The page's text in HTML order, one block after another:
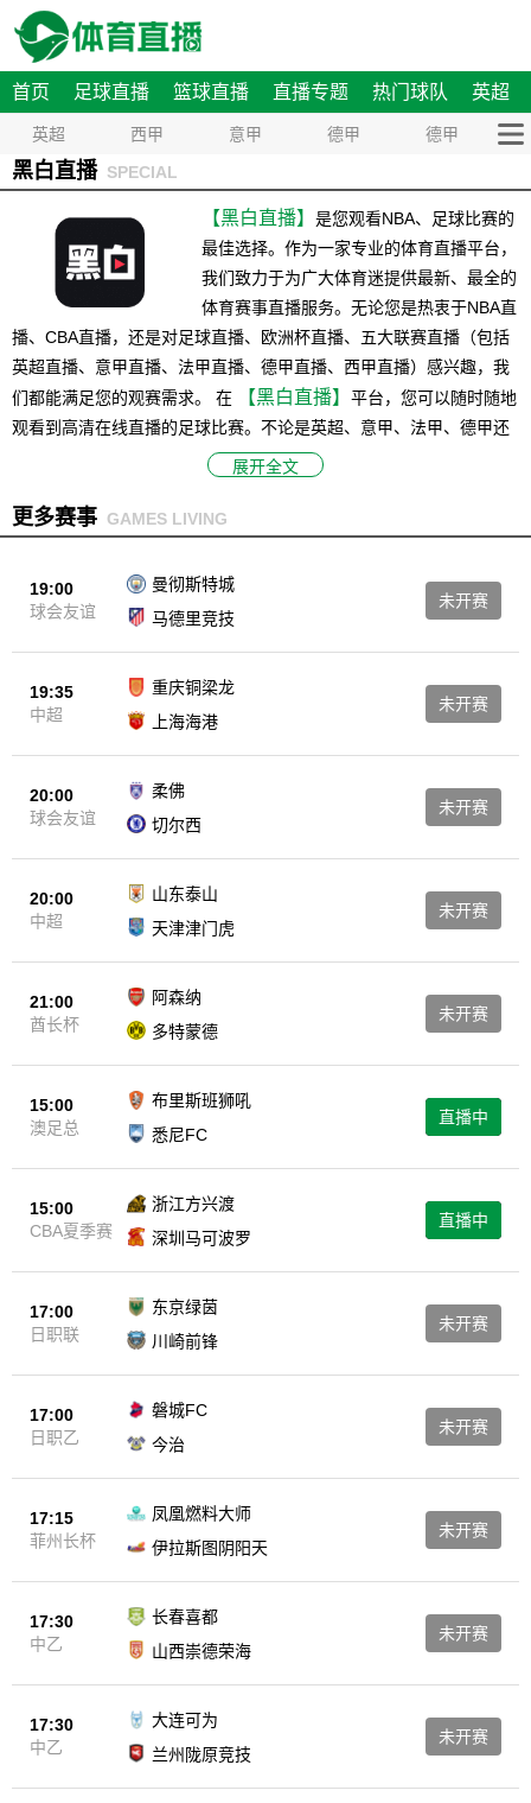
首页 足球直播 篮球直播 直播专题 热门球队 英超
英超 西甲 意甲 德甲 德甲
黑白直播 SPECIAL
【黑白直播】是您观看NBA、足球比赛的
最佳选择。作为一家专业的体育直播平台，
我们致力于为广大体育迷提供最新、最全的
体育赛事直播服务。无论您是热衷于NBA直
播、CBA直播，还是对足球直播、欧洲杯直播、五大联赛直播（包括
英超直播、意甲直播、法甲直播、德甲直播、西甲直播）感兴趣，我
们都能满足您的观赛需求。 在
【黑白直播】 平台，您可以随时随地
观看到高清在线直播的足球比赛。不论是英超、意甲、法甲、德甲还
是西甲，我们都能为您呈现每一场比赛的精彩瞬间，让您尽情感受足
直播服务，确保您不会错过任何一场精彩的比赛。 除了直播服务，
放等体育比赛的录像回放服务。这意味着，即使您错过了某场比赛的
直播，也可以随时通过我们的平台回顾比赛精彩瞬间；我们还提供比
验；无论您是NBA迷还是足球爱好者，我们都能满足您的观赛需求，
让您尽情享受体育的魅力。选择
，就是选择了与全球
体育爱好者一同分享激情的机会！
展开全文
更多赛事 GAMES LIVING
19:00
球会友谊
曼彻斯特城
马德里竞技
未开赛
19:35
中超
重庆铜梁龙
上海海港
未开赛
20:00
球会友谊
柔佛
切尔西
未开赛
20:00
中超
山东泰山
天津津门虎
未开赛
21:00
酋长杯
阿森纳
多特蒙德
未开赛
15:00
澳足总
布里斯班狮吼
悉尼FC
直播中
15:00
CBA夏季赛
浙江方兴渡
深圳马可波罗
直播中
17:00
日职联
东京绿茵
川崎前锋
未开赛
17:00
日职乙
磐城FC
今治
未开赛
17:15
菲州长杯
凤凰燃料大师
伊拉斯图阴阳天
未开赛
17:30
中乙
长春喜都
山西崇德荣海
未开赛
17:30
中乙
大连可为
兰州陇原竞技
未开赛